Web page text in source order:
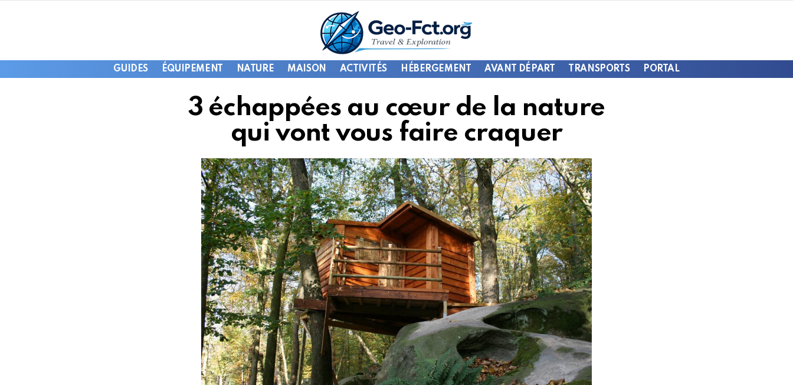
GUIDES ÉQUIPEMENT NATURE MAISON ACTIVITÉS HÉBERGEMENT AVANT DÉPART TRANSPORTS PORTAL
3 échappées au cœur de la nature
qui vont vous faire craquer